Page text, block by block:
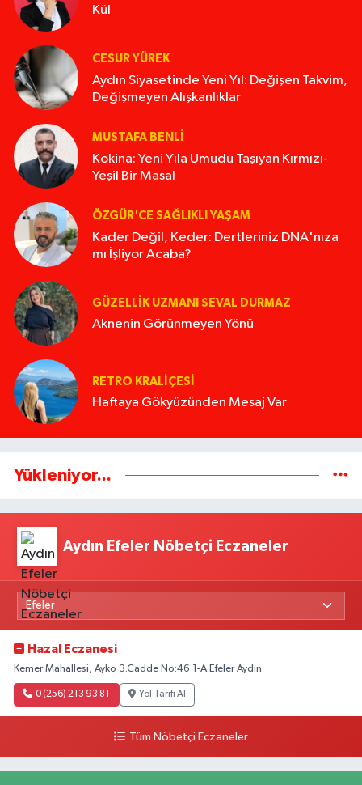
Kül
CESUR YÜREK
Aydın Siyasetinde Yeni Yıl: Değişen Takvim,
Değişmeyen Alışkanlıklar
MUSTAFA BENLI
Kokina: Yeni Yıla Umudu Taşıyan Kırmızı-
Yeşil Bir Masal
ÖZGÜR'CE SAĞLIKLI YAŞAM
Kader Değil, Keder: Dertleriniz DNA'nıza
mı İşliyor Acaba?
GÜZELLIK UZMANI SEVAL DURMAZ
Aknenin Görünmeyen Yönü
RETRO KRALIÇESI
Haftaya Gökyüzünden Mesaj Var
Yükleniyor...
Aydın Efeler Nöbetçi Eczaneler
Hazal Eczanesi
Kemer Mahallesi, Ayko 3.Cadde No:46 1-A Efeler Aydın
0 (256) 213 93 81 Yol Tarifi Al
Tüm Nöbetçi Eczaneler